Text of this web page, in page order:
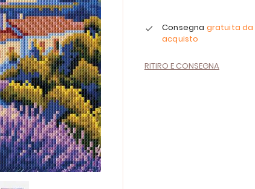
Consegna gratuita da
acquisto
RITIRO E CONSEGNA